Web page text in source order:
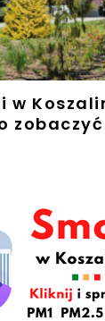
w
zobaczyć